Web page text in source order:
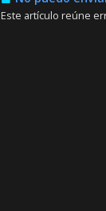
Este artículo reúne